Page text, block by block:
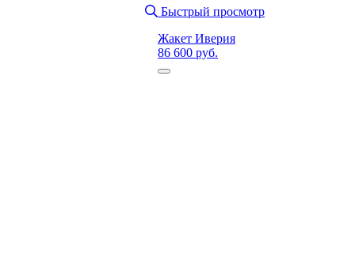
Быстрый просмотр
Жакет Иверия
86 600 руб.